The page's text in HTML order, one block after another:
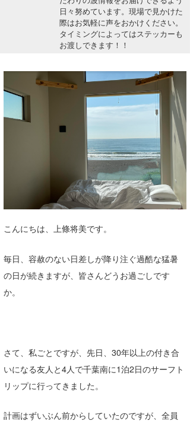
今月のプレゼント日々努めています。現場で見かけた
際はお気軽に声をおかけください。
タイミングによってはステッカーも
お渡しできます！！
こんにちは、上條将美です。
毎日、容赦のない日差しが降り注ぐ過酷な猛暑
の日が続きますが、皆さんどうお過ごしです
か。
さて、私ごとですが、先日、30年以上の付き合
いになる友人と4人で千葉南に1泊2日のサーフト
リップに行ってきました。
計画はずいぶん前からしていたのですが、全員
千葉南
VOTE!
サーファーズ
ライター/寄稿メディア
Core Surf Japan
Yasunari Inoue
Yoshiyuki Obata
DELTA FORCE SURF
Colors MAGAZINE
WAVAL
福島寿実子
中浦“JET”章
進士剛光
波伝説スタッフ
☆加藤
Aichan
波伝説